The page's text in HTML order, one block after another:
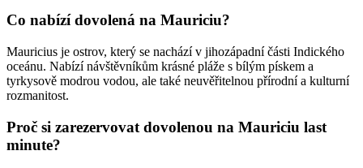
Co nabízí dovolená na Mauriciu?
Mauricius je ostrov, který se nachází v jihozápadní části Indického
oceánu. Nabízí návštěvníkům krásné pláže s bílým pískem a
tyrkysově modrou vodou, ale také neuvěřitelnou přírodní a kulturní
rozmanitost.
Proč si zarezervovat dovolenou na Mauriciu last
minute?